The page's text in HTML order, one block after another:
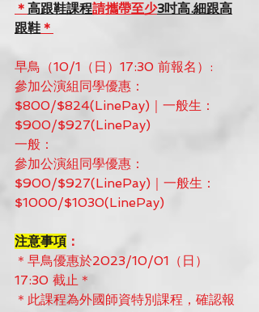
＊ 高跟鞋課程請攜帶至少3吋高.細跟高
跟鞋 ＊
早鳥（10/1（日）17:30 前報名）:
參加公演組同學優惠：
$800/$824(LinePay)｜一般生：
$900/$927(LinePay)
一般：
參加公演組同學優惠：
$900/$927(LinePay)｜一般生：
$1000/$1030(LinePay)
注意事項 ：
＊早鳥優惠於2023/10/01（日）
17:30 截止＊
＊此課程為外國師資特別課程，確認報